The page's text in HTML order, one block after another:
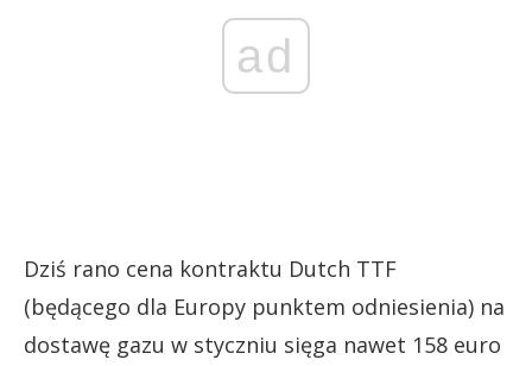
ad
Dziś rano cena kontraktu Dutch TTF
(będącego dla Europy punktem odniesienia) na
dostawę gazu w styczniu sięga nawet 158 euro